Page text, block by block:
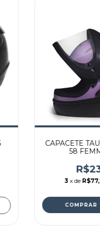
CAPACETE
58
3 x de